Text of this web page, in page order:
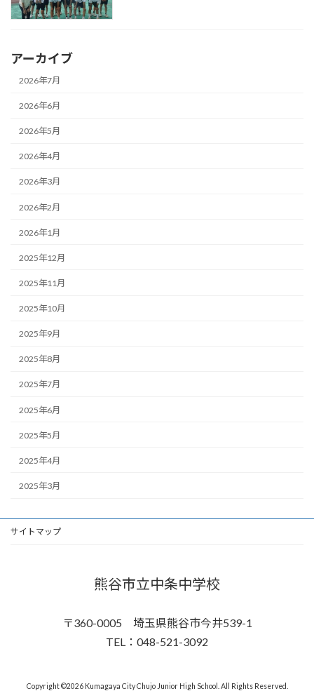
アーカイブ
2026年7月
2026年6月
2026年5月
2026年4月
2026年3月
2026年2月
2026年1月
2025年12月
2025年11月
2025年10月
2025年9月
2025年8月
2025年7月
2025年6月
2025年5月
2025年4月
2025年3月
サイトマップ
熊谷市立中条中学校
〒360-0005 埼玉県熊谷市今井539-1
TEL：048-521-3092
Copyright ©2026 Kumagaya City Chujo Junior High School. All Rights Reserved.